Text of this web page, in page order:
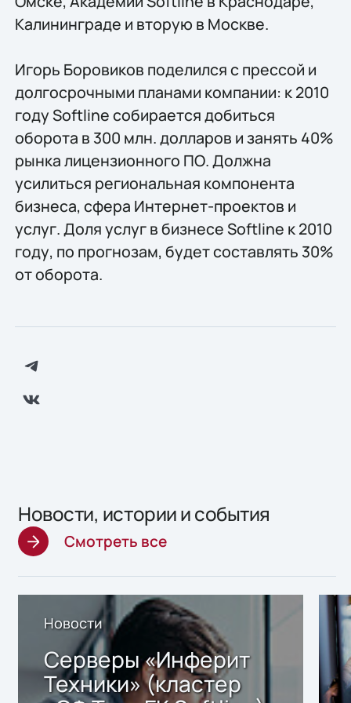
Калининграде и вторую в Москве.
Игорь Боровиков поделился с прессой и
долгосрочными планами компании: к 2010
году Softline собирается добиться
оборота в 300 млн. долларов и занять 40%
рынка лицензионного ПО. Должна
усилиться региональная компонента
бизнеса, сфера Интернет-проектов и
услуг. Доля услуг в бизнесе Softline к 2010
году, по прогнозам, будет составлять 30%
от оборота.
Новости, истории и события
Смотреть все
Новости
Серверы «Инферит
Техники» (кластер